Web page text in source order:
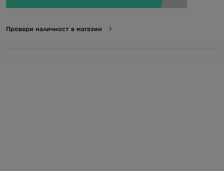
Провери наличност в магазин